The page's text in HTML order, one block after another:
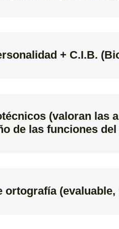
+ C.I.B.
(valoran las
de las funciones
ortografía